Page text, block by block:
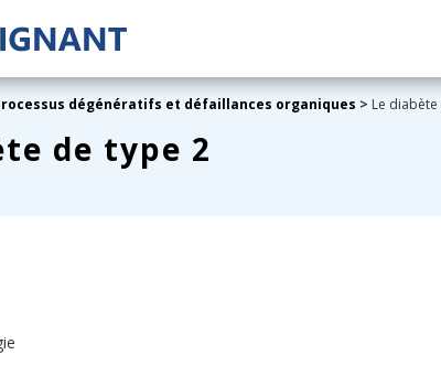
dégénératifs et défaillances organiques > Le
de type 2